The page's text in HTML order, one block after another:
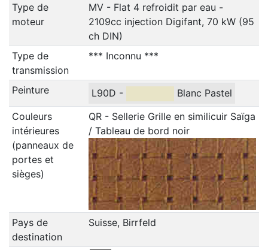
Type de
moteur
MV - Flat 4 refroidit par eau -
2109cc injection Digifant, 70 kW (95
ch DIN)
Type de
transmission
*** Inconnu ***
Peinture L90D -
Blanc Pastel
Couleurs
intérieures
(panneaux de
portes et
sièges)
QR - Sellerie Grille en similicuir Saïga
/ Tableau de bord noir
Pays de
destination
Suisse, Birrfeld